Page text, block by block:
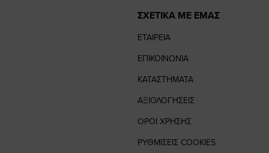
ΣΧΕΤΙΚΑ ΜΕ ΕΜΑΣ
ΕΤΑΙΡΕΙΑ
ΕΠΙΚΟΙΝΩΝΙΑ
ΚΑΤΑΣΤΗΜΑΤΑ
ΑΞΙΟΛΟΓΗΣΕΙΣ
ΟΡΟΙ ΧΡΗΣΗΣ
ΡΥΘΜΙΣΕΙΣ COOKIES